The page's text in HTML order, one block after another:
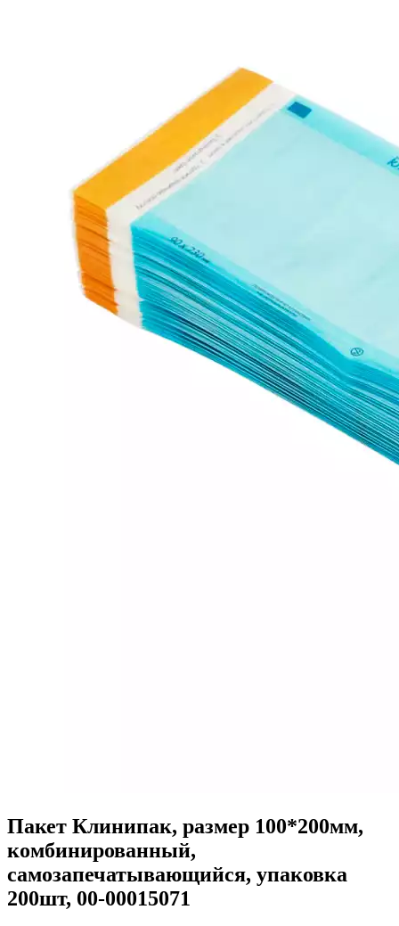
Пакет Клинипак, размер 100*200мм,
комбинированный,
самозапечатывающийся, упаковка
200шт, 00-00015071